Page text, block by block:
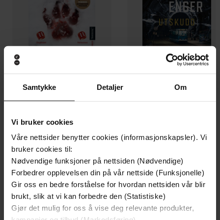
Samtykke Detaljer Om
Vi bruker cookies
Våre nettsider benytter cookies (informasjonskapsler). Vi
bruker cookies til:
Nødvendige funksjoner på nettsiden (Nødvendige)
Forbedrer opplevelsen din på vår nettside (Funksjonelle)
Gir oss en bedre forståelse for hvordan nettsiden vår blir
brukt, slik at vi kan forbedre den (Statistiske)
Gjør det mulig for oss å vise deg relevante produkter,
Jo Nesbø
Undertittel From Asshat to Zup, the Totes Awesome
Dictionary of Teenage Slang
Forfattere Mark Leigh(forfatter)